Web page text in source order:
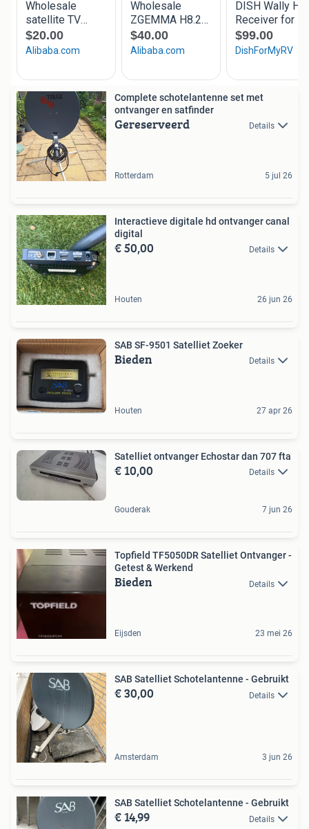
Complete schotelantenne set met
ontvanger en satfinder
Gereserveerd Details
Rotterdam 5 jul 26
Interactieve digitale hd ontvanger canal
digital
€ 50,00 Details
Houten 26 jun 26
SAB SF-9501 Satelliet Zoeker
Bieden Details
Houten 27 apr 26
Satelliet ontvanger Echostar dan 707 fta
€ 10,00 Details
Gouderak 7 jun 26
Topfield TF5050DR Satelliet Ontvanger -
Getest & Werkend
Bieden Details
Eijsden 23 mei 26
SAB Satelliet Schotelantenne - Gebruikt
€ 30,00 Details
Amsterdam 3 jun 26
SAB Satelliet Schotelantenne - Gebruikt
€ 14,99 Details